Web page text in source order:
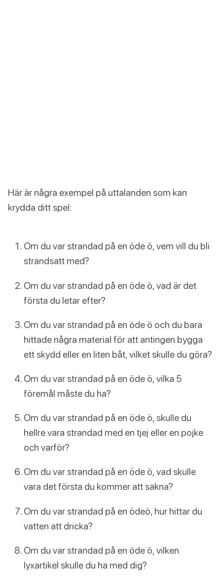
Här är några exempel på uttalanden som kan
krydda ditt spel:
Om du var strandad på en öde ö, vem vill du bli
strandsatt med?
Om du var strandad på en öde ö, vad är det
första du letar efter?
Om du var strandad på en öde ö och du bara
hittade några material för att antingen bygga
ett skydd eller en liten båt, vilket skulle du göra?
Om du var strandad på en öde ö, vilka 5
föremål måste du ha?
Om du var strandad på en öde ö, skulle du
hellre vara strandad med en tjej eller en pojke
och varför?
Om du var strandad på en öde ö, vad skulle
vara det första du kommer att sakna?
Om du var strandad på en ödeö, hur hittar du
vatten att dricka?
Om du var strandad på en öde ö, vilken
lyxartikel skulle du ha med dig?